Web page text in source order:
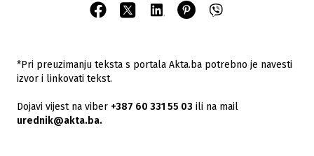
*Pri preuzimanju teksta s portala Akta.ba potrebno je navesti
izvor i linkovati tekst.
Dojavi vijest na viber +387 60 331 55 03 ili na mail
urednik@akta.ba.